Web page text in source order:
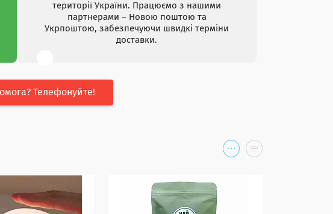
території України. Працюємо з нашими
партнерами – Новою поштою та
Укрпоштою, забезпечуючи швидкі терміни
доставки.
Телефонуйте!